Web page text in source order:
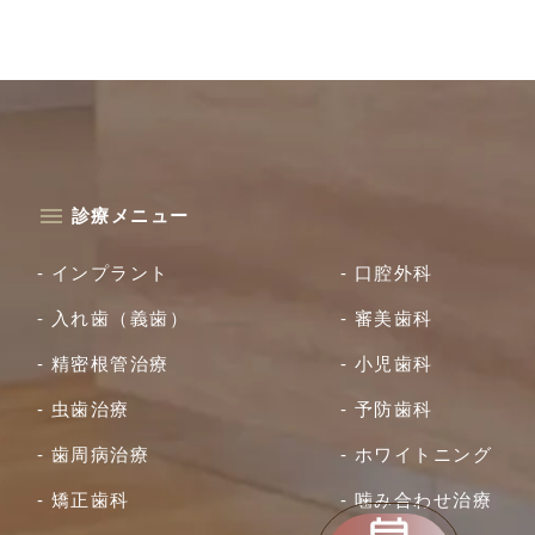
診療メニュー
- インプラント
- 入れ歯（義歯）
- 精密根管治療
- 虫歯治療
- 歯周病治療
- 矯正歯科
- 口腔外科
- 審美歯科
- 小児歯科
- 予防歯科
- ホワイトニング
- 噛み合わせ治療